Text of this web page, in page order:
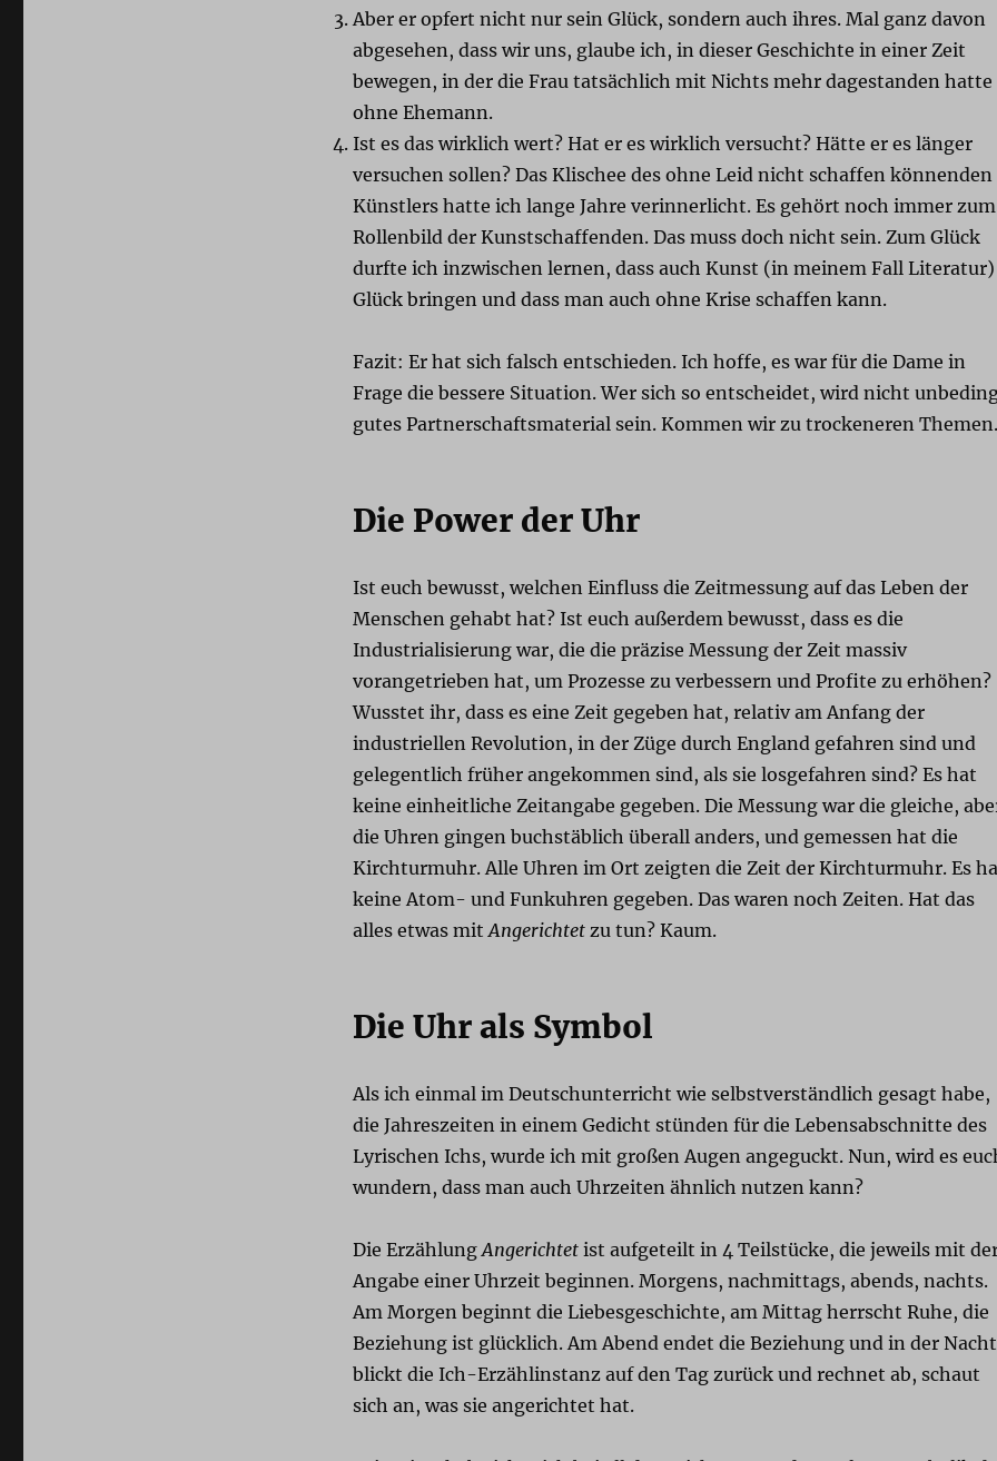
Aber er opfert nicht nur sein Glück, sondern auch ihres. Mal ganz davon
abgesehen, dass wir uns, glaube ich, in dieser Geschichte in einer Zeit
bewegen, in der die Frau tatsächlich mit Nichts mehr dagestanden hatte
ohne Ehemann.
Ist es das wirklich wert? Hat er es wirklich versucht? Hätte er es länger
versuchen sollen? Das Klischee des ohne Leid nicht schaffen könnenden
Künstlers hatte ich lange Jahre verinnerlicht. Es gehört noch immer zum
Rollenbild der Kunstschaffenden. Das muss doch nicht sein. Zum Glück
durfte ich inzwischen lernen, dass auch Kunst (in meinem Fall Literatur)
Glück bringen und dass man auch ohne Krise schaffen kann.
Fazit: Er hat sich falsch entschieden. Ich hoffe, es war für die Dame in
Frage die bessere Situation. Wer sich so entscheidet, wird nicht
gutes Partnerschaftsmaterial sein. Kommen wir zu trockeneren Themen.
Die Power der Uhr
Ist euch bewusst, welchen Einfluss die Zeitmessung auf das Leben der
Menschen gehabt hat? Ist euch außerdem bewusst, dass es die
Industrialisierung war, die die präzise Messung der Zeit massiv
vorangetrieben hat, um Prozesse zu verbessern und Profite zu erhöhen?
Wusstet ihr, dass es eine Zeit gegeben hat, relativ am Anfang der
industriellen Revolution, in der Züge durch England gefahren sind und
gelegentlich früher angekommen sind, als sie losgefahren sind? Es hat
keine einheitliche Zeitangabe gegeben. Die Messung war die gleiche,
die Uhren gingen buchstäblich überall anders, und gemessen hat die
Kirchturmuhr. Alle Uhren im Ort zeigten die Zeit der Kirchturmuhr. Es
keine Atom- und Funkuhren gegeben. Das waren noch Zeiten. Hat das
alles etwas mit Angerichtetzu tun? Kaum.
Die Uhr als Symbol
Als ich einmal im Deutschunterricht wie selbstverständlich gesagt habe,
die Jahreszeiten in einem Gedicht stünden für die Lebensabschnitte des
Lyrischen Ichs, wurde ich mit großen Augen angeguckt. Nun, wird es
wundern, dass man auch Uhrzeiten ähnlich nutzen kann?
Die Erzählung Angerichtetist aufgeteilt in 4 Teilstücke, die jeweils mit
Angabe einer Uhrzeit beginnen. Morgens, nachmittags, abends, nachts.
Am Morgen beginnt die Liebesgeschichte, am Mittag herrscht Ruhe, die
Beziehung ist glücklich. Am Abend endet die Beziehung und in der Nacht
blickt die Ich-Erzählinstanz auf den Tag zurück und rechnet ab, schaut
sich an, was sie angerichtet hat.